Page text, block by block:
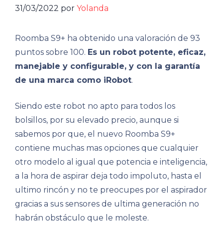
31/03/2022 por Yolanda
Roomba S9+ ha obtenido una valoración de 93
puntos sobre 100. Es un robot potente, eficaz,
manejable y configurable, y con la garantía
de una marca como iRobot.
Siendo este robot no apto para todos los
bolsillos, por su elevado precio, aunque si
sabemos por que, el nuevo Roomba S9+
contiene muchas mas opciones que cualquier
otro modelo al igual que potencia e inteligencia,
a la hora de aspirar deja todo impoluto, hasta el
ultimo rincón y no te preocupes por el aspirador
gracias a sus sensores de ultima generación no
habrán obstáculo que le moleste.